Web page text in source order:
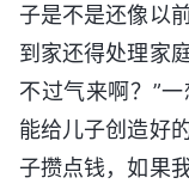
子是不是还像以
到家还得处理家
不过气来啊？”
能给儿子创造好
子攒点钱，如果